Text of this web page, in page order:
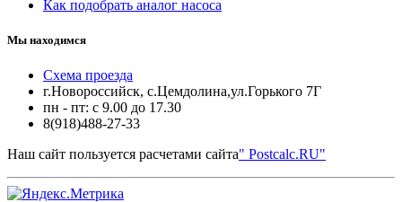
Как подобрать аналог насоса
Мы находимся
Схема проезда
г.Новороссийск, с.Цемдолина,ул.Горького 7Г
пн - пт: с 9.00 до 17.30
8(918)488-27-33
Наш сайт пользуется расчетами сайта" Postcalc.RU"